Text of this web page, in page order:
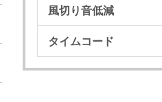
風切り音低減
タイムコード